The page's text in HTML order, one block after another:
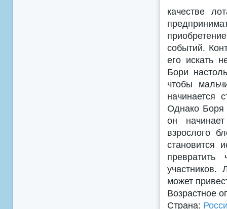
качестве
событий.
его искать
Бори
чтобы
начинается
Однако Боря
он
взрослого
становится
участников.
может
Возрастное
Страна: